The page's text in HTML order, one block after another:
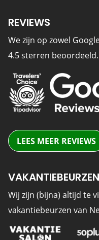
REVIEWS
We zijn op zowel
4.5 sterren beoordeeld.
LEES MEER REVIEWS
VAKANTIEBEURZEN
Wij zijn (bijna) altijd te
vakantiebeurzen van